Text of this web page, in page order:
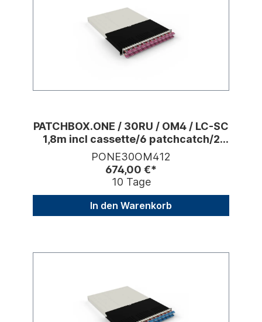
PATCHBOX.ONE / 30RU / OM4 / LC-SC
1,8m incl cassette/6 patchcatch/2
devmnt
PONE30OM412
674,00 €*
10 Tage
In den Warenkorb